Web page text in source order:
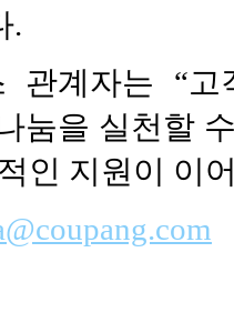
.
관계자는 “
눔을 실천할
인 지원이 이